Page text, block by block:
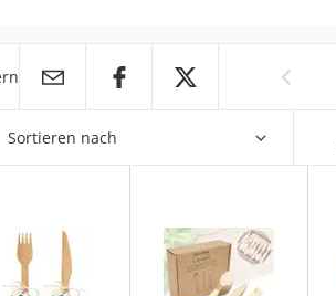
Sortieren nach